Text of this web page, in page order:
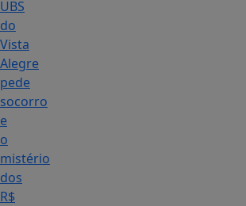
UBS
do
Vista
Alegre
pede
socorro
e
o
mistério
dos
R$